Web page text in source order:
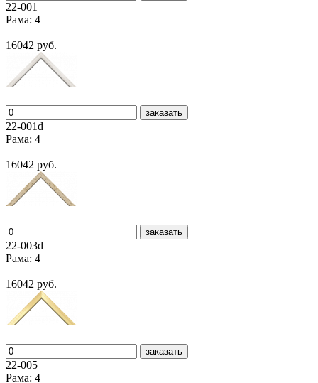
22-001
Рама: 4
16042 руб.
заказать
22-001d
Рама: 4
16042 руб.
заказать
22-003d
Рама: 4
16042 руб.
заказать
22-005
Рама: 4